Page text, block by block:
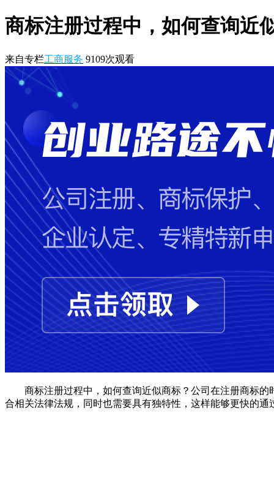
商标注册过程中，如何查询近
来自专栏工商服务 9109次观看
商标注册过程中，如何查询近似商标？公司在注册商标的
合相关法律法规，同时也需要具有独特性，这样能够更快的通